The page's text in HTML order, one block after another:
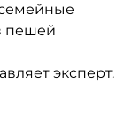
пешей
эксперт.